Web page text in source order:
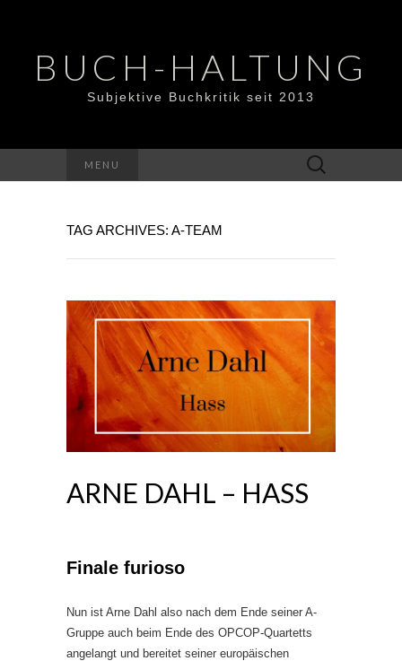
BUCH-HALTUNG
Subjektive Buchkritik seit 2013
MENU
Suchen
nach:
TAG ARCHIVES: A-TEAM
ARNE DAHL – HASS
Finale furioso
Nun ist Arne Dahl also nach dem Ende seiner A-
Gruppe auch beim Ende des OPCOP-Quartetts
angelangt und bereitet seiner europäischen